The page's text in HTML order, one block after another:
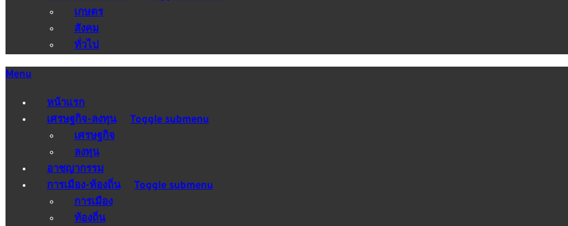
เกษตร
สังคม
ทั่วไป
Menu
หน้าแรก
เศรษฐกิจ-ลงทุน
Toggle submenu
เศรษฐกิจ
ลงทุน
อาชญากรรม
การเมือง-ท้องถิ่น
Toggle submenu
การเมือง
ท้องถิ่น